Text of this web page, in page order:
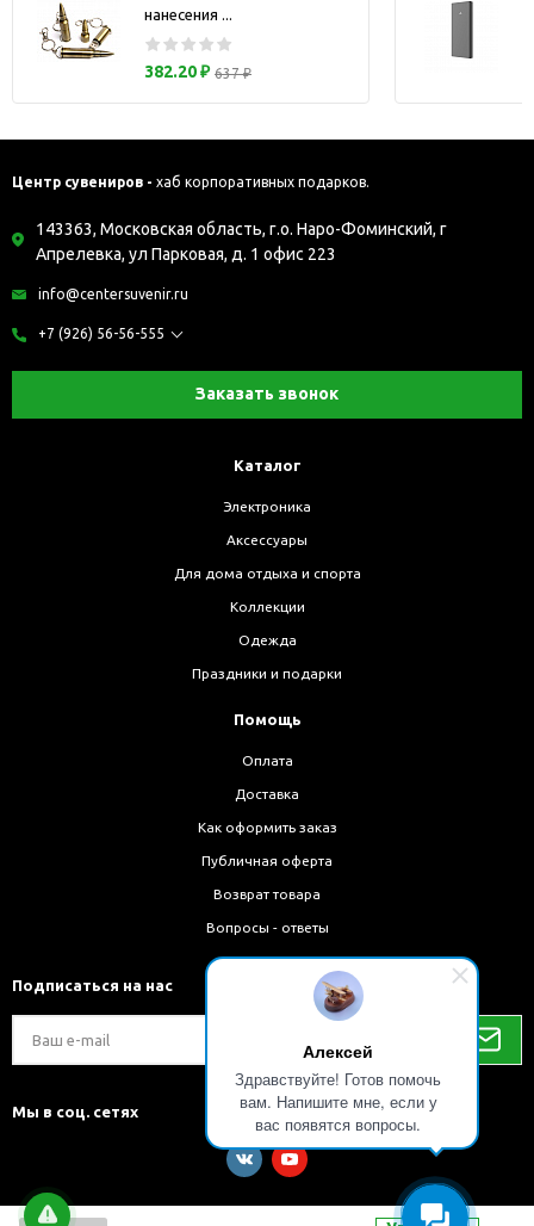
Алексей
Здравствуйте! Готов помочь
вам. Напишите мне, если у
вас появятся вопросы.
нанесения ...
382.20 ₽ 637 ₽
Центр сувениров - хаб корпоративных подарков.
143363, Московская область, г.о. Наро-Фоминский, г
Апрелевка, ул Парковая, д. 1 офис 223
info@centersuvenir.ru
+7 (926) 56-56-555
Заказать звонок
Каталог
Электроника
Аксессуары
Для дома отдыха и спорта
Коллекции
Одежда
Праздники и подарки
Помощь
Оплата
Доставка
Как оформить заказ
Публичная оферта
Возврат товара
Вопросы - ответы
Подписаться на нас
Мы в соц. сетях